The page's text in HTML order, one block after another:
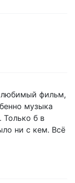
фильм,
музыка
Только б в
ни с кем. Всё